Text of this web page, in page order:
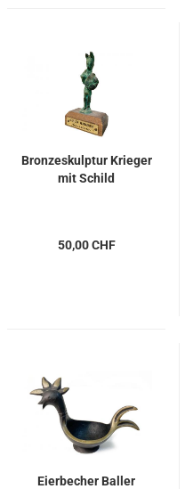
Bronzeskulptur Krieger
mit Schild
50,00 CHF
Eierbecher Baller